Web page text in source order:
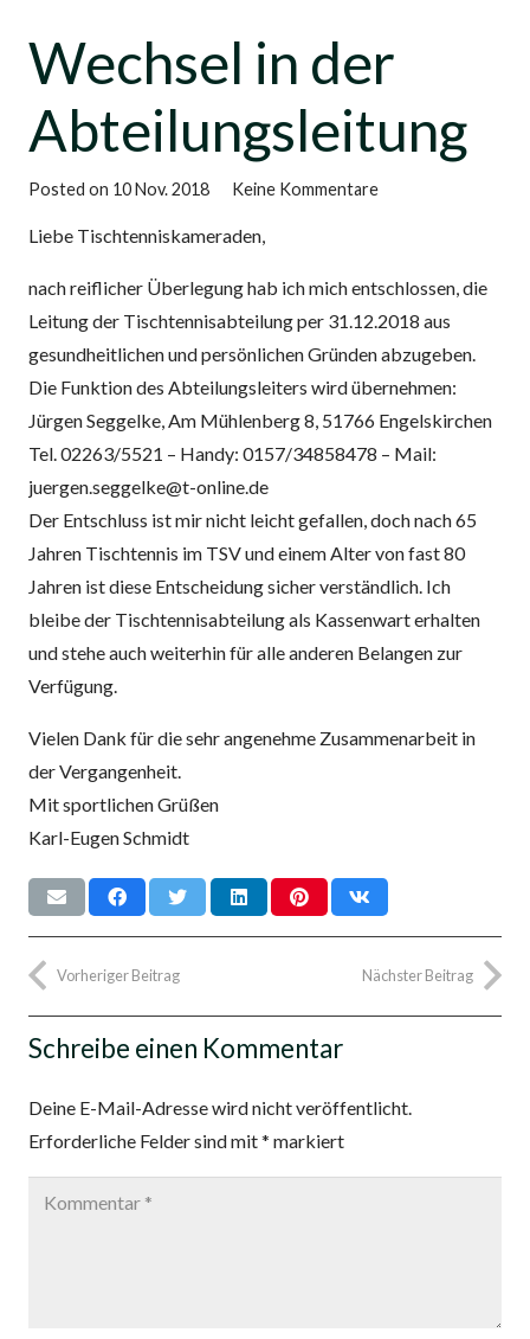
Wechsel in der
Abteilungsleitung
Posted on 10 Nov. 2018 Keine Kommentare
Liebe Tischtenniskameraden,
nach reiflicher Überlegung hab ich mich entschlossen, die
Leitung der Tischtennisabteilung per 31.12.2018 aus
gesundheitlichen und persönlichen Gründen abzugeben.
Die Funktion des Abteilungsleiters wird übernehmen:
Jürgen Seggelke, Am Mühlenberg 8, 51766 Engelskirchen
Tel. 02263/5521 – Handy: 0157/34858478 – Mail:
juergen.seggelke@t-online.de
Der Entschluss ist mir nicht leicht gefallen, doch nach 65
Jahren Tischtennis im TSV und einem Alter von fast 80
Jahren ist diese Entscheidung sicher verständlich. Ich
bleibe der Tischtennisabteilung als Kassenwart erhalten
und stehe auch weiterhin für alle anderen Belangen zur
Verfügung.
Vielen Dank für die sehr angenehme Zusammenarbeit in
der Vergangenheit.
Mit sportlichen Grüßen
Karl-Eugen Schmidt
Vorheriger Beitrag Nächster Beitrag
Schreibe einen Kommentar
Deine E-Mail-Adresse wird nicht veröffentlicht.
Erforderliche Felder sind mit* markiert